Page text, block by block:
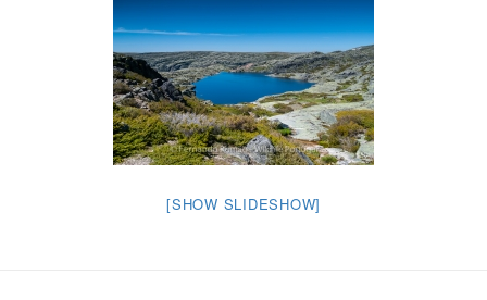
[SHOW SLIDESHOW]